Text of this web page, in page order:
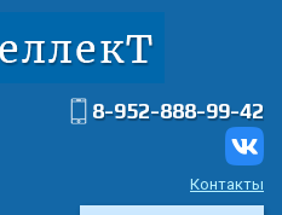
8-952-888-99-42
Контакты